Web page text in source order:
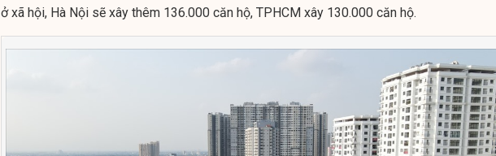
ở xã hội, Hà Nội sẽ xây thêm 136.000 căn hộ, TPHCM xây 130.000 căn hộ.